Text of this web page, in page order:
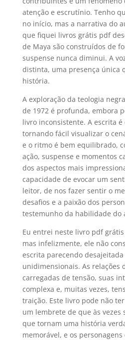
atenção e escrutínio. Tenho
no início, mas a narrativa do
que fiquei livros grátis pdf
de Maya são construídos de
suspense nunca diminui. A
distinta, uma presença única
história.
A exploração da teologia
de 1972 é profunda, embora
livro inconsistente. A escrita é
tornando fácil visualizar o
e o ritmo é bem equilibrado,
ação, suspense e momentos
dos aspectos mais
capacidade de evocar um
leitor, de nos fazer sentir o
desafios e a paixão dos
testemunho da habilidade do
Eu entrei neste livro pdf
mas infelizmente, ele não
escrita parecendo
unidimensionais. As relações
carregadas de tensão, suas
complexa e, muitas vezes,
traição. Este livro pode não
um lembrete de que às vezes
que tornam uma história
memorável, e os